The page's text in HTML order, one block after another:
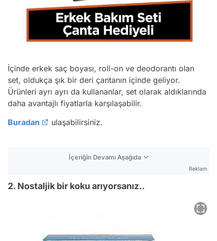
İçinde erkek saç boyası, roll-on ve deodorantı olan
set, oldukça şık bir deri çantanın içinde geliyor.
Ürünleri ayrı ayrı da kullananlar, set olarak aldıklarında
daha avantajlı fiyatlarla karşılaşabilir.
Buradan
ulaşabilirsiniz.
İçeriğin Devamı Aşağıda
Reklam
2. Nostaljik bir koku arıyorsanız..